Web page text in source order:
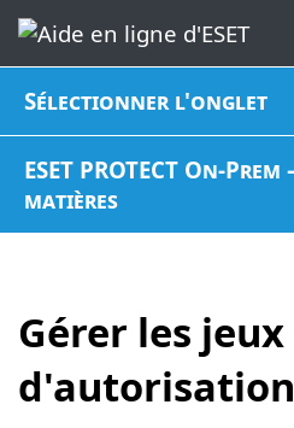
Sélectionner l'onglet
ESET PROTECT On-
matières
Gérer les jeux